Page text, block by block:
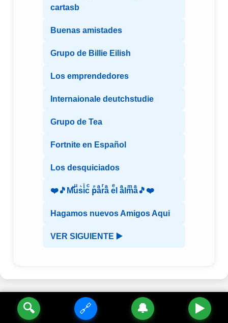
cartasb
Buenas amistades
Grupo de Billie Eilish
Los emprendedores
Internaionale deutchstudie
Grupo de Tea
Fortnite en Español
Los desquiciados
❤️🎵Mⷨuͧs͛iͥcͨ рⷬaͣrͬaͣ eͤl aͣlmͫaͣ🎵❤️
Hagamos nuevos Amigos Aqui
VER SIGUIENTE ▶️
🔍 🔗 🔔 ▶️